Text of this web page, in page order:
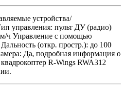
устройства/
управления: пульт ДУ (радио)
ч Управление с помощью
(откр. простр.): до 100
Да, подробная информация о
R-Wings RWA312